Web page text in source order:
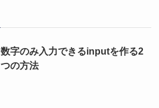
数字のみ入力できるinputを作る2
つの方法